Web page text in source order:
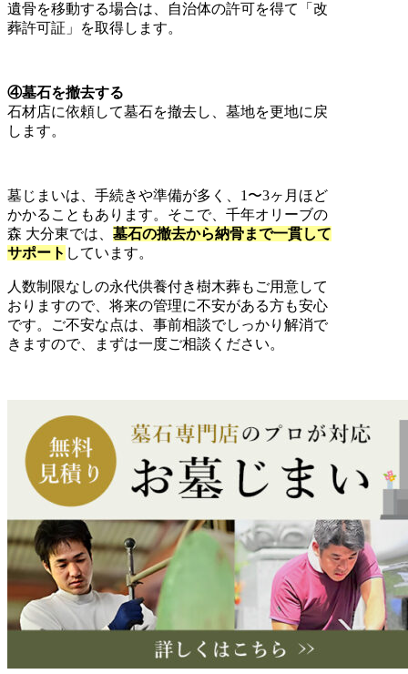
遺骨を移動する場合は、自治体の許可を得て「改
葬許可証」を取得します。
④墓石を撤去する
石材店に依頼して墓石を撤去し、墓地を更地に戻
します。
墓じまいは、手続きや準備が多く、1〜3ヶ月ほど
かかることもあります。そこで、千年オリーブの
森 大分東では、 墓石の撤去から納骨まで一貫して
サポート しています。
人数制限なしの永代供養付き樹木葬もご用意して
おりますので、将来の管理に不安がある方も安心
です。ご不安な点は、事前相談でしっかり解消で
きますので、まずは一度ご相談ください。